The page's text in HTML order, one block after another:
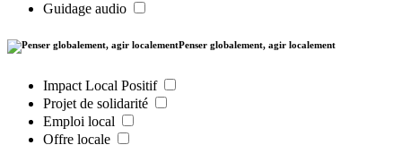
Guidage audio
Penser globalement, agir localement
Impact Local Positif
Projet de solidarité
Emploi local
Offre locale